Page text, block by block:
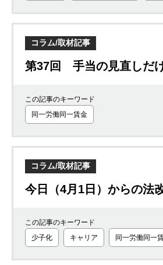
コラム/取材記事
第37回 手当の見直しだ
この記事のキーワード
同一労働同一賃金
コラム/取材記事
今日（4月1日）からの法
この記事のキーワード
少子化
キャリア 同一労働同一